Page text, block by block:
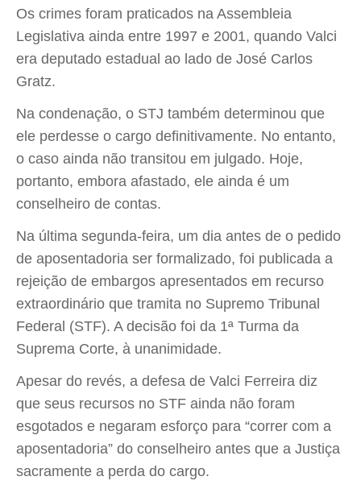
Os crimes foram praticados na Assembleia
Legislativa ainda entre 1997 e 2001, quando Valci
era deputado estadual ao lado de José Carlos
Gratz.
Na condenação, o STJ também determinou que
ele perdesse o cargo definitivamente. No entanto,
o caso ainda não transitou em julgado. Hoje,
portanto, embora afastado, ele ainda é um
conselheiro de contas.
Na última segunda-feira, um dia antes de o pedido
de aposentadoria ser formalizado, foi publicada a
rejeição de embargos apresentados em recurso
extraordinário que tramita no Supremo Tribunal
Federal (STF). A decisão foi da 1ª Turma da
Suprema Corte, à unanimidade.
Apesar do revés, a defesa de Valci Ferreira diz
que seus recursos no STF ainda não foram
esgotados e negaram esforço para “correr com a
aposentadoria” do conselheiro antes que a Justiça
sacramente a perda do cargo.